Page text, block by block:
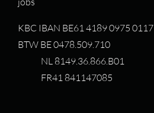
KBC IBAN BE61 4189 0975 0117
BTW BE 0478.509.710
NL 8149.36.866.B01
FR41 841147085